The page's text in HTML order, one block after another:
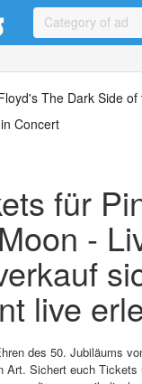
Category of ad
The Dark Side of
Concert
für
-
live
des 50. Jubiläums
Art. Sichert euch